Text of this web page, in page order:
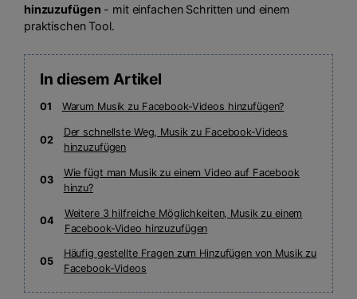
hinzuzufügen - mit einfachen Schritten und einem
praktischen Tool.
In diesem Artikel
01 Warum Musik zu Facebook-Videos hinzufügen?
02
Der schnellste Weg, Musik zu Facebook-Videos
hinzuzufügen
03
Wie fügt man Musik zu einem Video auf Facebook
hinzu?
04
Weitere 3 hilfreiche Möglichkeiten, Musik zu einem
Facebook-Video hinzuzufügen
05
Häufig gestellte Fragen zum Hinzufügen von Musik zu
Facebook-Videos